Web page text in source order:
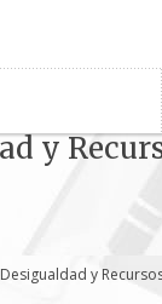
y
y